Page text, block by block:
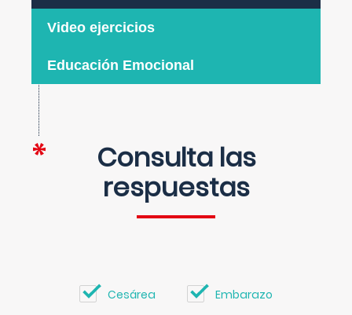
Video ejercicios
Educación Emocional
Consulta las
respuestas
Cesárea Embarazo